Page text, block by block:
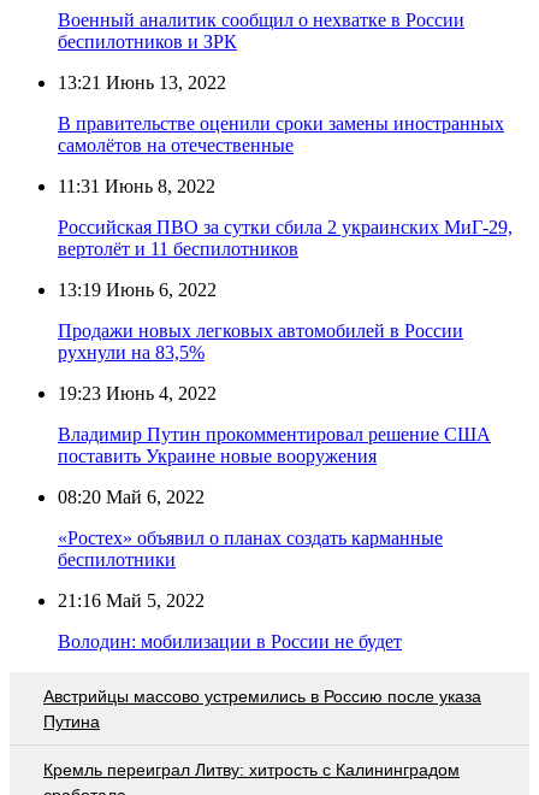
Военный аналитик сообщил о нехватке в России
беспилотников и ЗРК
13:21 Июнь 13, 2022
В правительстве оценили сроки замены иностранных
самолётов на отечественные
11:31 Июнь 8, 2022
Российская ПВО за сутки сбила 2 украинских МиГ-29,
вертолёт и 11 беспилотников
13:19 Июнь 6, 2022
Продажи новых легковых автомобилей в России
рухнули на 83,5%
19:23 Июнь 4, 2022
Владимир Путин прокомментировал решение США
поставить Украине новые вооружения
08:20 Май 6, 2022
«Ростех» объявил о планах создать карманные
беспилотники
21:16 Май 5, 2022
Володин: мобилизации в России не будет
Австрийцы массово устремились в Россию после указа
Путина
Кремль переиграл Литву: хитрость с Калининградом